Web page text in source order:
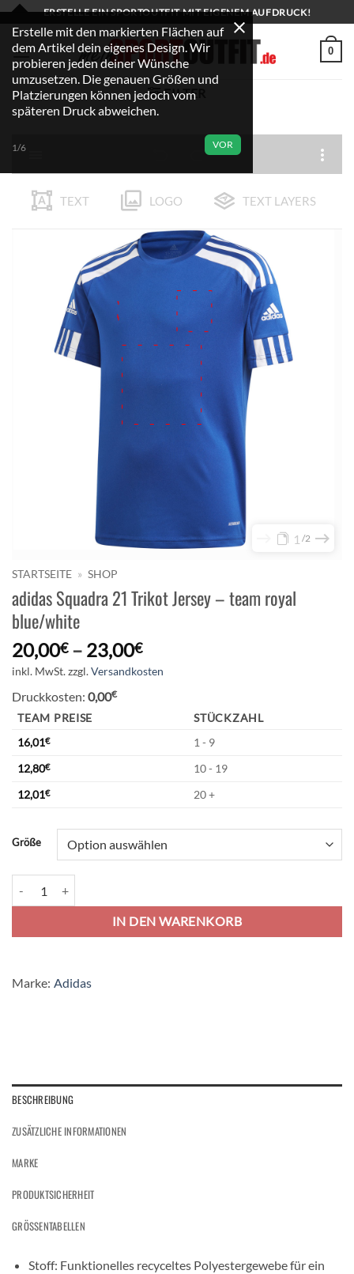
Zum
Inhalt
springen
ERSTELLE EIN SPORTOUTFIT MIT EIGENEM AUFDRUCK!
0
FILTER
TEXT LOGO TEXT LAYERS
1 2
STARTSEITE » SHOP
adidas Squadra 21 Trikot Jersey – team royal
blue/white
20,00€– 23,00€
inkl. MwSt.zzgl.Versandkosten
Druckkosten: 0,00€
TEAM PREISE
STÜCKZAHL
16,01€
1 - 9
12,80€
10 - 19
12,01€ 20 +
Größe
IN DEN WARENKORB
Alternative:
Marke: Adidas
BESCHREIBUNG
ZUSÄTZLICHE INFORMATIONEN
MARKE
PRODUKTSICHERHEIT
GRÖSSENTABELLEN
Stoff: Funktionelles recyceltes Polyestergewebe für ein
Erstelle mit den markierten Flächen auf
dem Artikel dein eigenes Design. Wir
probieren jeden deiner Wünsche
umzusetzen. Die genauen Größen und
Platzierungen können jedoch vom
späteren Druck abweichen.
VOR
1/6